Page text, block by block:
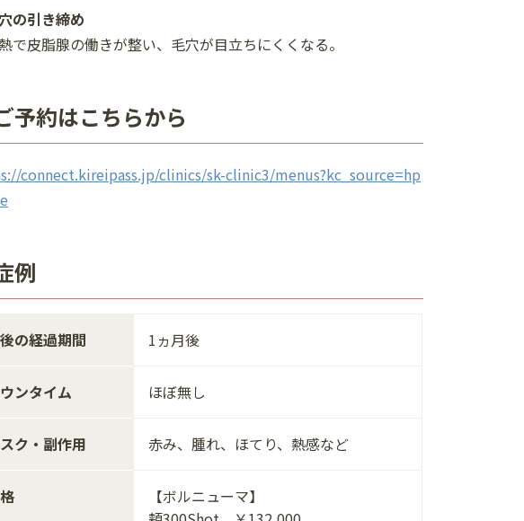
の引き締め
で皮脂腺の働きが整い、毛穴が目立ちにくくなる。
予約はこちらから
connect.kireipass.jp/clinics/sk-clinic3/menus?kc_source=hp
例
の経過期間 1ヵ月後
ンタイム ほぼ無し
ク・副作用 赤み、腫れ、ほてり、熱感など
【ボルニューマ】